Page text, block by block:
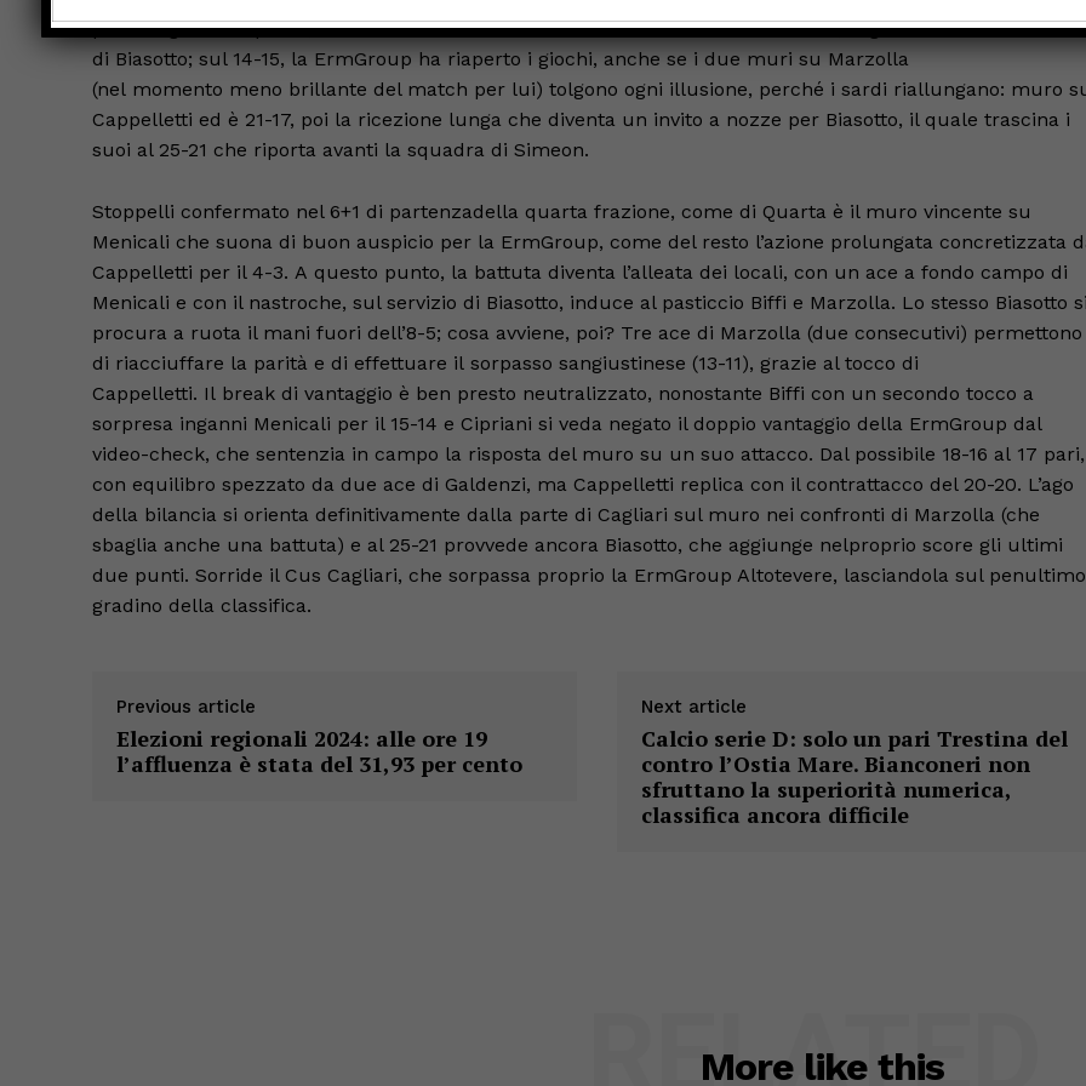
primo sigillo di Cipriani, che si è sbloccato ed ace di Troiani chiamato in battuta, seguito da un attacco
di Biasotto; sul 14-15, la ErmGroup ha riaperto i giochi, anche se i due muri su Marzolla
(nel momento meno brillante del match per lui) tolgono ogni illusione, perché i sardi riallungano: muro
Cappelletti ed è 21-17, poi la ricezione lunga che diventa un invito a nozze per Biasotto, il quale trascina i
suoi al 25-21 che riporta avanti la squadra di Simeon.
Stoppelli confermato nel 6+1 di partenzadella quarta frazione, come di Quarta è il muro vincente su
Menicali che suona di buon auspicio per la ErmGroup, come del resto l’azione prolungata concretizzata
Cappelletti per il 4-3. A questo punto, la battuta diventa l’alleata dei locali, con un ace a fondo campo di
Menicali e con il nastroche, sul servizio di Biasotto, induce al pasticcio Biffi e Marzolla. Lo stesso Biasotto si
procura a ruota il mani fuori dell’8-5; cosa avviene, poi? Tre ace di Marzolla (due consecutivi) permettono
di riacciuffare la parità e di effettuare il sorpasso sangiustinese (13-11), grazie al tocco di
Cappelletti. Il break di vantaggio è ben presto neutralizzato, nonostante Biffi con un secondo tocco a
sorpresa inganni Menicali per il 15-14 e Cipriani si veda negato il doppio vantaggio della ErmGroup dal
video-check, che sentenzia in campo la risposta del muro su un suo attacco. Dal possibile 18-16 al 17 pari,
con equilibro spezzato da due ace di Galdenzi, ma Cappelletti replica con il contrattacco del 20-20. L’ago
della bilancia si orienta definitivamente dalla parte di Cagliari sul muro nei confronti di Marzolla (che
sbaglia anche una battuta) e al 25-21 provvede ancora Biasotto, che aggiunge nelproprio score gli ultimi
due punti. Sorride il Cus Cagliari, che sorpassa proprio la ErmGroup Altotevere, lasciandola sul penultimo
gradino della classifica.
Previous article
Elezioni regionali 2024: alle ore 19
l’affluenza è stata del 31,93 per cento
Next article
Calcio serie D: solo un pari Trestina del
contro l’Ostia Mare. Bianconeri non
sfruttano la superiorità numerica,
classifica ancora difficile
More like this
RELATED